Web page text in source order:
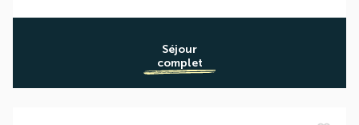
Séjour
complet